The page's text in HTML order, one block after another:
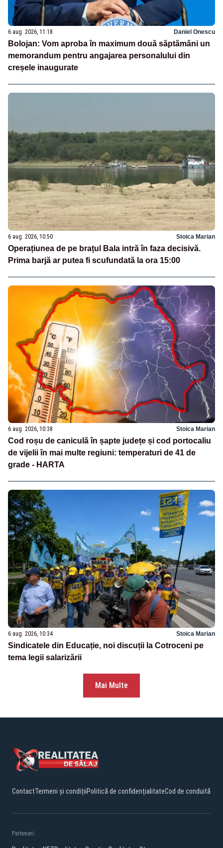
6 aug. 2026, 11:18 Daniel Onescu
Bolojan: Vom aproba în maximum două săptămâni un
memorandum pentru angajarea personalului din
creșele inaugurate
6 aug. 2026, 10:50 Stoica Marian
Operațiunea de pe brațul Bala intră în faza decisivă.
Prima barjă ar putea fi scufundată la ora 15:00
6 aug. 2026, 10:38 Stoica Marian
Cod roșu de caniculă în șapte județe și cod portocaliu
de vijelii în mai multe regiuni: temperaturi de 41 de
grade - HARTA
6 aug. 2026, 10:34 Stoica Marian
Sindicatele din Educație, noi discuții la Cotroceni pe
tema legii salarizării
Mai Multe
ContactTermeni și condițiiPolitică de confidențialitateCod de conduită
Parteneri: